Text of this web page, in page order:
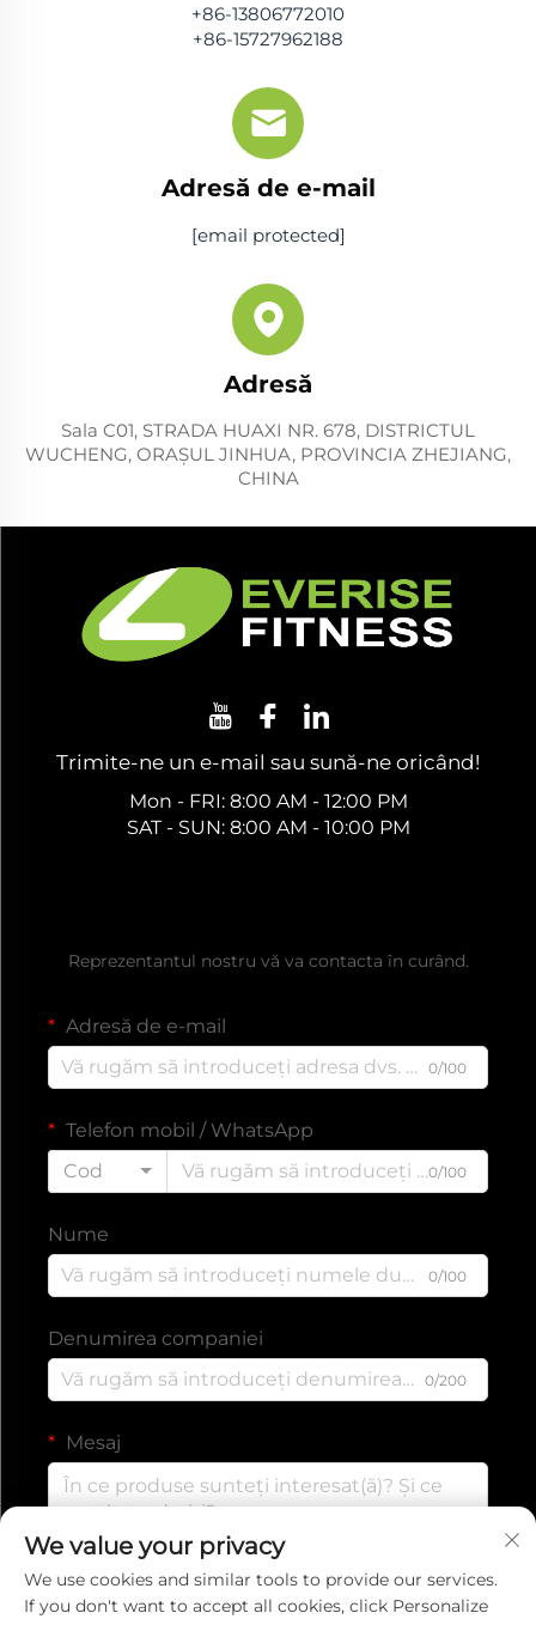
+86-13806772010
+86-15727962188
Adresă de e-mail
[email protected]
Adresă
Sala C01, STRADA HUAXI NR. 678, DISTRICTUL
WUCHENG, ORAŞUL JINHUA, PROVINCIA ZHEJIANG,
CHINA
Trimite-ne un e-mail sau sună-ne oricând!
Mon - FRI: 8:00 AM - 12:00 PM
SAT - SUN: 8:00 AM - 10:00 PM
Reprezentantul nostru vă va contacta în curând.
Adresă de e-mail
0/100
Telefon mobil / WhatsApp
Cod
0/100
Nume
0/100
Denumirea companiei
0/200
Mesaj
We value your privacy
We use cookies and similar tools to provide our services.
If you don't want to accept all cookies, click Personalize